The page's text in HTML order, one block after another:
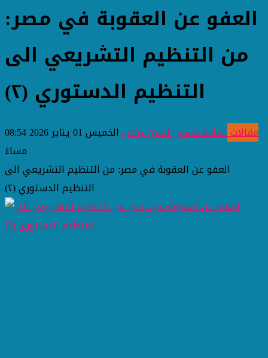
العفو عن العقوبة في مصر:
من التنظيم التشريعي الى
التنظيم الدستوري (٢)
مقالاتأسامة شمس الدين يكتب
الخميس 01 يناير 2026 08:54
مساءً
العفو عن العقوبة في مصر: من التنظيم التشريعي الى
التنظيم الدستوري (٢)